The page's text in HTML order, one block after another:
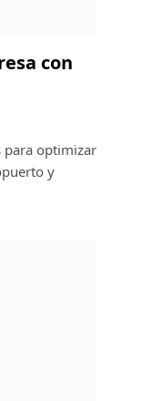
con
para optimizar
y